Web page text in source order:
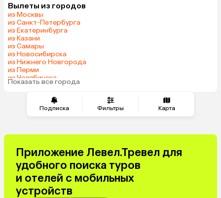
Подписка Фильтры Карта
Вылеты из городов
из Москвы
из Санкт-Петербурга
из Екатеринбурга
из Казани
из Самары
из Новосибирска
из Нижнего Новгорода
из Перми
из Челябинска
из Омска
Показать все города
Приложение Левел.Тревел для
удобного поиска туров
и отелей с мобильных
устройств